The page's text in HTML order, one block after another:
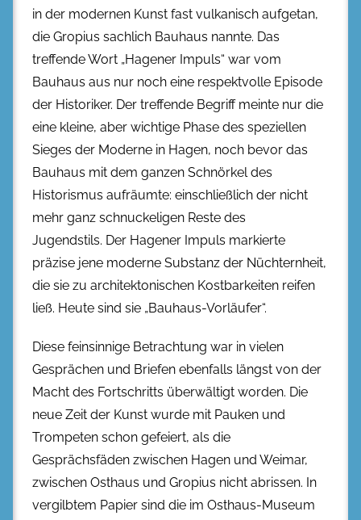
in der modernen Kunst fast vulkanisch aufgetan,
die Gropius sachlich Bauhaus nannte. Das
treffende Wort „Hagener Impuls“ war vom
Bauhaus aus nur noch eine respektvolle Episode
der Historiker. Der treffende Begriff meinte nur die
eine kleine, aber wichtige Phase des speziellen
Sieges der Moderne in Hagen, noch bevor das
Bauhaus mit dem ganzen Schnörkel des
Historismus aufräumte: einschließlich der nicht
mehr ganz schnuckeligen Reste des
Jugendstils. Der Hagener Impuls markierte
präzise jene moderne Substanz der Nüchternheit,
die sie zu architektonischen Kostbarkeiten reifen
ließ. Heute sind sie „Bauhaus-Vorläufer“.
Diese feinsinnige Betrachtung war in vielen
Gesprächen und Briefen ebenfalls längst von der
Macht des Fortschritts überwältigt worden. Die
neue Zeit der Kunst wurde mit Pauken und
Trompeten schon gefeiert, als die
Gesprächsfäden zwischen Hagen und Weimar,
zwischen Osthaus und Gropius nicht abrissen. In
vergilbtem Papier sind die im Osthaus-Museum